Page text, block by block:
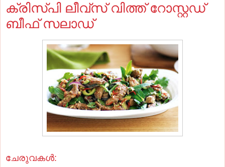
ക്രിസ്പി ലീവ്സ് വിത്ത് റോസ്റ്റഡ്
ബീഫ് സലാഡ്
ചേരുവകൾ: